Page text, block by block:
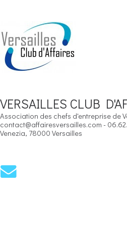
VERSAILLES CLUB
Association des chefs d'entreprise de
contact@affairesversailles.com -
Venezia, 78000 Versailles